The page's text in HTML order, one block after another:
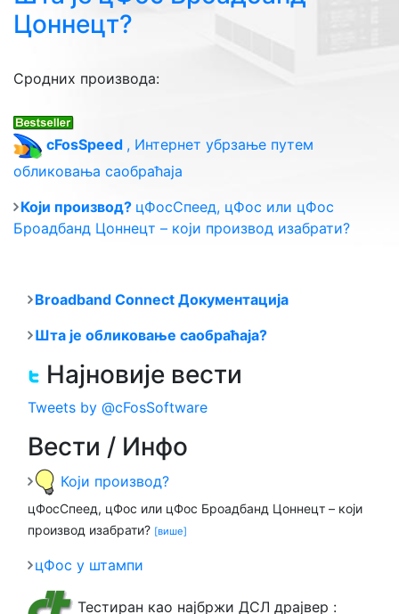
Цоннецт?
Сродних производа:
cFosSpeed , Интернет убрзање путем
обликовања саобраћаја
Који производ? цФосСпеед, цФос или цФос
Броадбанд Цоннецт – који производ изабрати?
Broadband Connect Документација
Шта је обликовање саобраћаја?
Најновије вести
Tweets by @cFosSoftware
Вести / Инфо
Који производ?
цФосСпеед, цФос или цФос Броадбанд Цоннецт – који
производ изабрати? [више]
цФос у штампи
Тестиран као најбржи ДСЛ драјвер :